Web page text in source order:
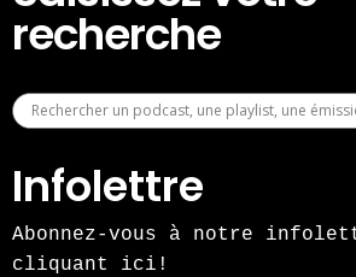
recherche
Infolettre
Abonnez-vous à notre
cliquant ici!